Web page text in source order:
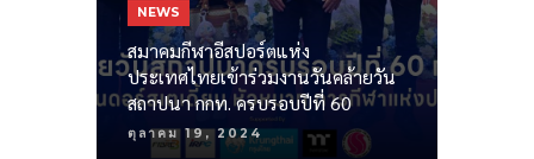
NEWS
สมาคมกีฬาอีสปอร์ตแห่ง
ประเทศไทยเข้าร่วมงานวันคล้ายวัน
สถาปนา กกท. ครบรอบปีที่ 60
ตุลาคม 19, 2024